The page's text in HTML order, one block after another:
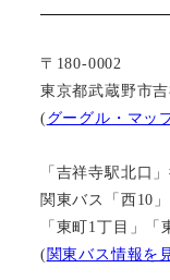
〒180-0002
東京都武蔵野市
(グーグル・マッ
「吉祥寺駅北口
関東バス「西10
「東町1丁目」
(関東バス情報を